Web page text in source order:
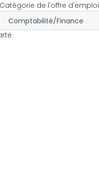
Catégorie de l'offre d'emploi